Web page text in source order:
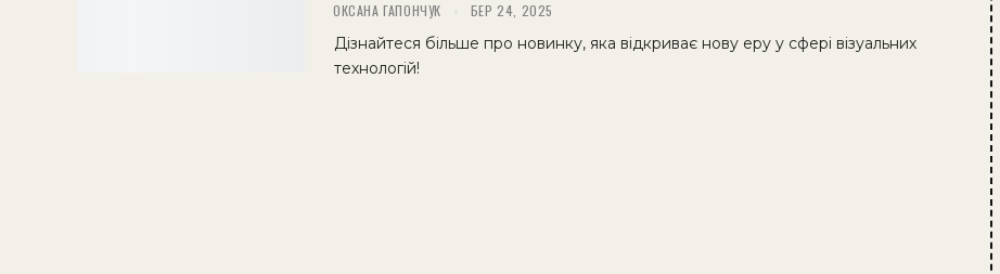
ОКСАНА ГАПОНЧУК БЕР 24, 2025
Дізнайтеся більше про новинку, яка відкриває нову еру у сфері візуальних
технологій!